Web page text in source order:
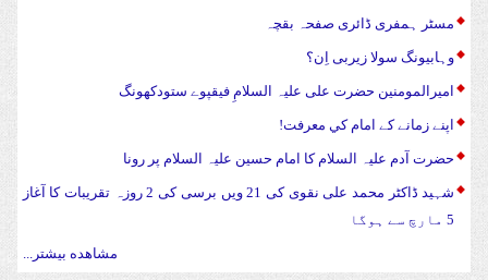
مسٹر ہمفری ڈائری صفحہ بقچہ
وہابیونگ سولا زیربی اِن؟
امیرالمومنین حضرت علی علیہ السلامِ فیقپوے ستودکھونگ
اپنے زمانے کے امام کي معرفت!
حضرت آدم علیہ السلام کا امام حسین علیہ السلام پر رونا
شہید ڈاکٹر محمد علی نقوی کی 21 ویں برسی کی 2 روزہ تقریبات کا آغاز
5 مارچ سے ہوگا
مشاهده بیشتر...